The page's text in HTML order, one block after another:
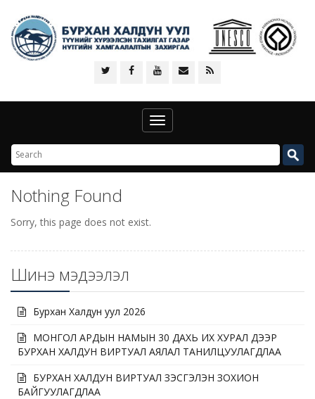
Toggle
navigation
Nothing Found
Sorry, this page does not exist.
Шинэ мэдээлэл
Бурхан Халдун уул 2026
МОНГОЛ АРДЫН НАМЫН 30 ДАХЬ ИХ ХУРАЛ ДЭЭР
БУРХАН ХАЛДУН ВИРТУАЛ АЯЛАЛ ТАНИЛЦУУЛАГДЛАА
БУРХАН ХАЛДУН ВИРТУАЛ ҮЗЭСГЭЛЭН ЗОХИОН
БАЙГУУЛАГДЛАА